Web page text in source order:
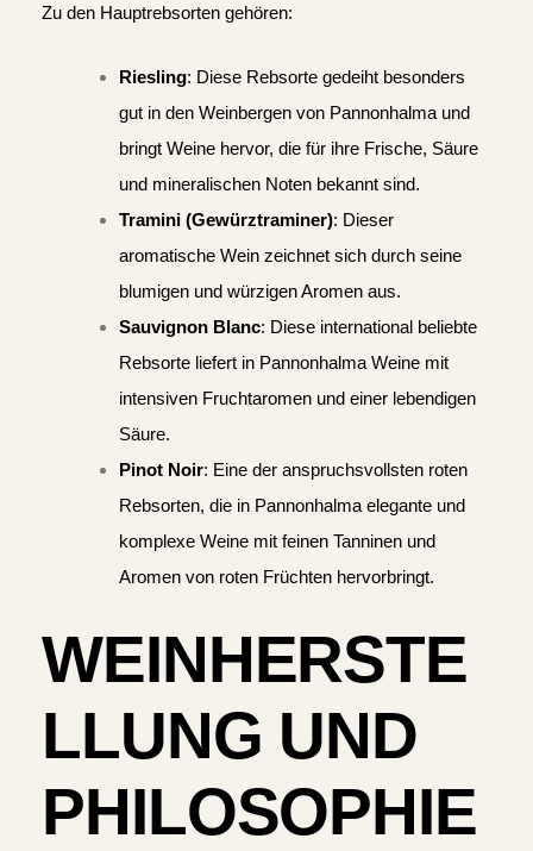
Zu den Hauptrebsorten gehören:
Riesling: Diese Rebsorte gedeiht besonders
gut in den Weinbergen von Pannonhalma und
bringt Weine hervor, die für ihre Frische, Säure
und mineralischen Noten bekannt sind.
Tramini (Gewürztraminer): Dieser
aromatische Wein zeichnet sich durch seine
blumigen und würzigen Aromen aus.
Sauvignon Blanc: Diese international beliebte
Rebsorte liefert in Pannonhalma Weine mit
intensiven Fruchtaromen und einer lebendigen
Säure.
Pinot Noir: Eine der anspruchsvollsten roten
Rebsorten, die in Pannonhalma elegante und
komplexe Weine mit feinen Tanninen und
Aromen von roten Früchten hervorbringt.
WEINHERSTE
LLUNG UND
PHILOSOPHIE